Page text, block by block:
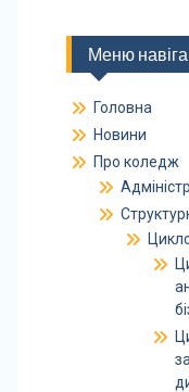
Меню
Головна
Новини
Про коледж